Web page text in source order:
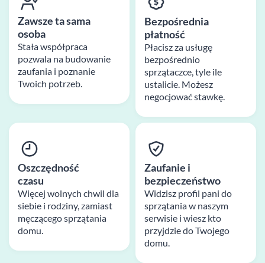
Zawsze ta sama
osoba
Stała współpraca
pozwala na budowanie
zaufania i poznanie
Twoich potrzeb.
Oszczędność
czasu
Więcej wolnych chwil dla
siebie i rodziny, zamiast
męczącego sprzątania
domu.
Bezpośrednia
płatność
Płacisz za usługę
bezpośrednio
sprzątaczce, tyle ile
ustalicie. Możesz
negocjować stawkę.
Zaufanie i
bezpieczeństwo
Widzisz profil pani do
sprzątania w naszym
serwisie i wiesz kto
przyjdzie do Twojego
domu.